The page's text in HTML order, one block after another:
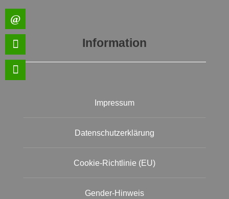
Information
Impressum
Datenschutzerklärung
Cookie-Richtlinie (EU)
Gender-Hinweis